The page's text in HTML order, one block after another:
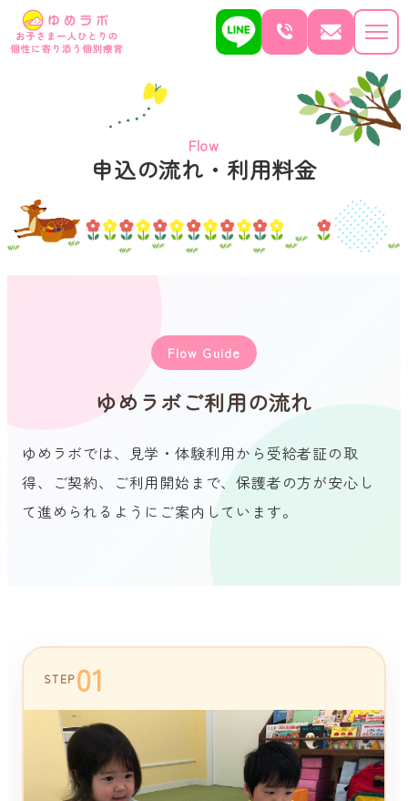
Flow
申込の流れ・利用料金
Flow Guide
ゆめラボご利用の流れ
ゆめラボでは、見学・体験利用から受給者証の取
得、ご契約、ご利用開始まで、保護者の方が安心し
て進められるようにご案内しています。
STEP01